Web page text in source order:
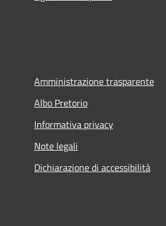
Amministrazione trasparente
Albo Pretorio
Informativa privacy
Note legali
Dichiarazione di accessibilità